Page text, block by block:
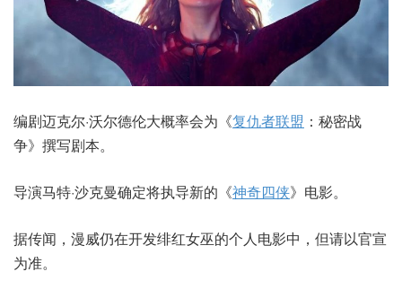
编剧迈克尔·沃尔德伦大概率会为《复仇者联盟 ：秘密战
争》撰写剧本。
导演马特·沙克曼确定将执导新的《神奇四侠》电影。
据传闻，漫威仍在开发绯红女巫的个人电影中，但请以官宣
为准。